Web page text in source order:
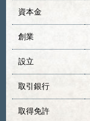
資本金
創業
設立
取引銀行
取得免許